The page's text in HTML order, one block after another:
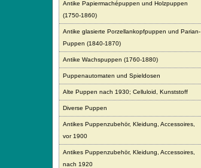
Antike Papiermachépuppen und Holzpuppen
(1750-1860)
Antike glasierte Porzellankopfpuppen und Parian-
Puppen (1840-1870)
Antike Wachspuppen (1760-1880)
Puppenautomaten und Spieldosen
Alte Puppen nach 1930; Celluloid, Kunststoff
Diverse Puppen
Antikes Puppenzubehör, Kleidung, Accessoires,
vor 1900
Antikes Puppenzubehör, Kleidung, Accessoires,
nach 1920